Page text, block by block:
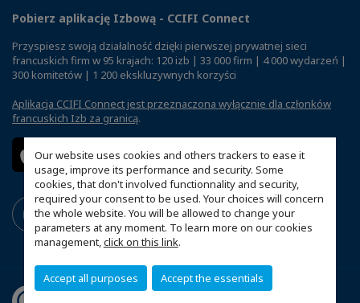
Our website uses cookies and others trackers to ease it
usage, improve its performance and security. Some
cookies, that don't involved functionnality and security,
required your consent to be used. Your choices will concern
the whole website. You will be allowed to change your
parameters at any moment. To learn more on our cookies
management,click on this link.
Accept all purposes Accept the essentials
Pobierz aplikację Izbową - CCIFI Connect
Przyspiesz swoją działalność dzięki pierwszej prywatnej sieci
francuskich firm w 95 krajach: 120 izb | 33 000 firm | 4 000 wydarzeń |
300 komitetów | 1 200 ekskluzywnych korzyści
Aplikacja CCIFI Connect jest przeznaczona wyłącznie dla członków
francuskich Izb za granicą.